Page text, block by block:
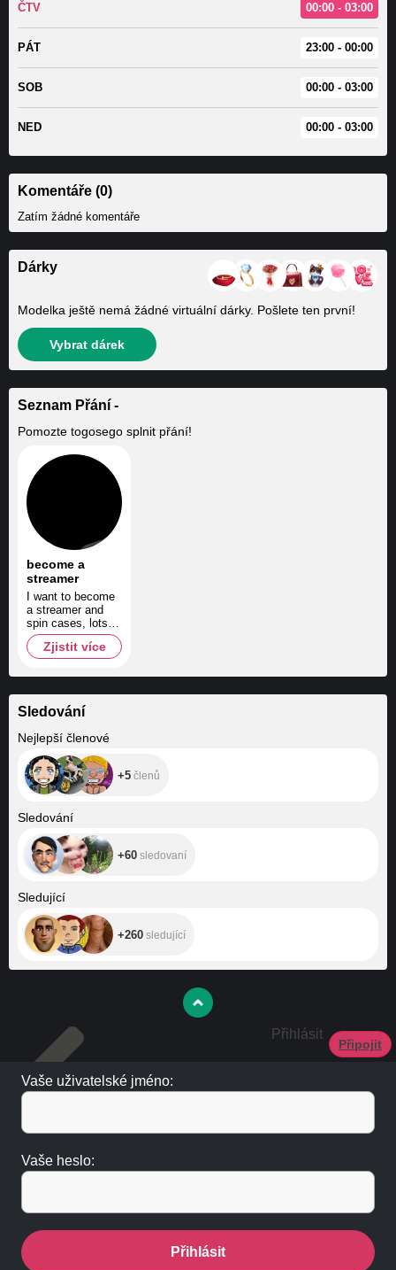
ČTV 00:00 - 03:00
PÁT 23:00 - 00:00
SOB 00:00 - 03:00
NED 00:00 - 03:00
Komentáře (0)
Zatím žádné komentáře
Dárky
Modelka ještě nemá žádné virtuální dárky. Pošlete ten první!
Vybrat dárek
Seznam Přání -
Pomozte togosego splnit přání!
become a
streamer
I want to become
a streamer and
spin cases, lots of
cases, CASES
Zjistit více
Sledování
Nejlepší členové
+5 členů
Sledování
+60 sledovaní
Sledující
+260 sledující
Přihlásit
Připojit
Vaše uživatelské jméno:
Vaše heslo:
Přihlásit